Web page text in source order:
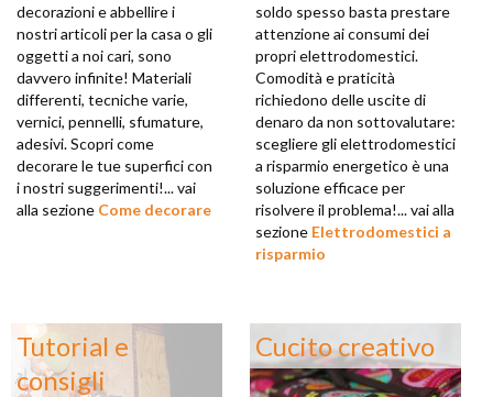
decorazioni e abbellire i
nostri articoli per la casa o gli
oggetti a noi cari, sono
davvero infinite! Materiali
differenti, tecniche varie,
vernici, pennelli, sfumature,
adesivi. Scopri come
decorare le tue superfici con
i nostri suggerimenti!... vai
alla sezione Come decorare
soldo spesso basta prestare
attenzione ai consumi dei
propri elettrodomestici.
Comodità e praticità
richiedono delle uscite di
denaro da non sottovalutare:
scegliere gli elettrodomestici
a risparmio energetico è una
soluzione efficace per
risolvere il problema!... vai alla
sezione Elettrodomestici a
risparmio
Tutorial e
consigli
Cucito creativo